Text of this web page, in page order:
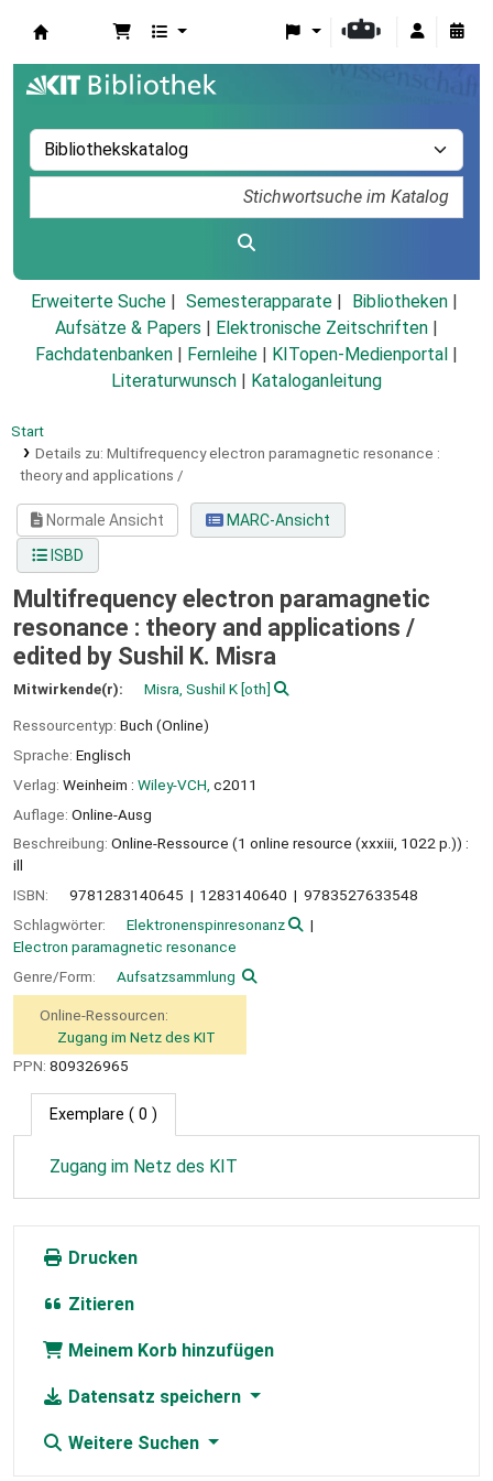
Erweiterte Suche Semesterapparate
Bibliotheken
Aufsätze & Papers
Elektronische Zeitschriften
Fachdatenbanken
Fernleihe KITopen-Medienportal
Literaturwunsch
Kataloganleitung
Start
Details zu: Multifrequency electron paramagnetic resonance :
theory and applications /
Normale Ansicht
MARC-Ansicht
ISBD
Multifrequency electron paramagnetic
resonance : theory and applications /
edited by Sushil K. Misra
Mitwirkende(r): Misra, Sushil K [oth]
Ressourcentyp: Buch (Online)
Sprache: Englisch
Verlag: Weinheim : Wiley-VCH, c2011
Auflage: Online-Ausg
Beschreibung: Online-Ressource (1 online resource (xxxiii, 1022 p.)) :
ill
ISBN:
9781283140645 1283140640
9783527633548
Schlagwörter:
Elektronenspinresonanz
Electron paramagnetic resonance
Genre/Form:
Aufsatzsammlung
Online-Ressourcen:
Zugang im Netz des KIT
PPN: 809326965
Exemplare ( 0 )
Zugang im Netz des KIT
Drucken
Zitieren
Meinem Korb hinzufügen
Datensatz speichern
Weitere Suchen